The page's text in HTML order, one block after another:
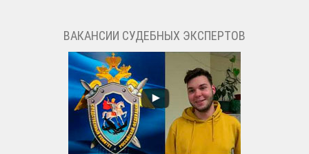
ВАКАНСИИ СУДЕБНЫХ ЭКСПЕРТОВ